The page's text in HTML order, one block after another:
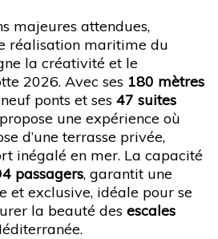
majeures attendues,
réalisation maritime du
la créativité et le
2026. Avec ses 180 mètres
ponts et ses 47 suites
une expérience où
d’une terrasse privée,
inégalé en mer. La capacité
passagers, garantit une
et exclusive, idéale pour se
la beauté des escales